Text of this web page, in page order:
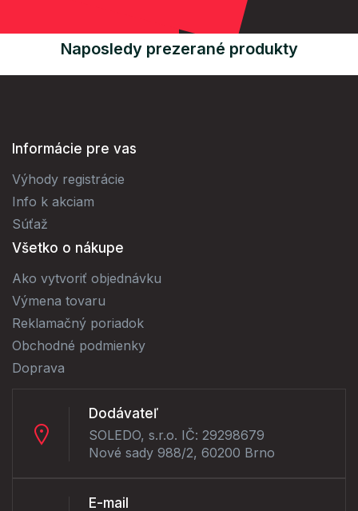
Naposledy prezerané produkty
Informácie pre vas
Výhody registrácie
Info k akciam
Súťaž
Všetko o nákupe
Ako vytvoriť objednávku
Výmena tovaru
Reklamačný poriadok
Obchodné podmienky
Doprava
Dodávateľ
SOLEDO, s.r.o. IČ: 29298679
Nové sady 988/2, 60200 Brno
E-mail